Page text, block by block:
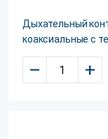
Дыхательный
коаксиальные с
– +